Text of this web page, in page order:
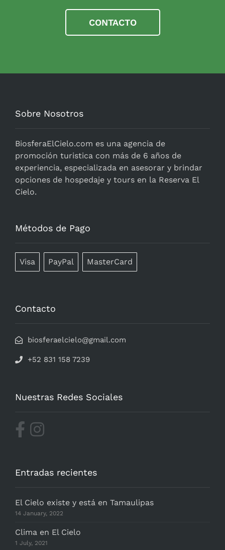
CONTACTO
Sobre Nosotros
BiosferaElCielo.com es una agencia de
promoción turistica con más de 6 años de
experiencia, especializada en asesorar y brindar
opciones de hospedaje y tours en la Reserva El
Cielo.
Métodos de Pago
Visa PayPal MasterCard
Contacto
biosferaelcielo@gmail.com
+52 831 158 7239
Nuestras Redes Sociales
Entradas recientes
El Cielo existe y está en Tamaulipas
14 January, 2022
Clima en El Cielo
1 July, 2021